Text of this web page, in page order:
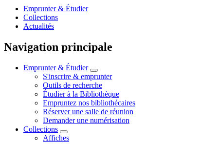
Emprunter & Étudier
Collections
Actualités
Navigation principale
Emprunter & Étudier
S'inscrire & emprunter
Outils de recherche
Étudier à la Bibliothèque
Empruntez nos bibliothécaires
Réserver une salle de réunion
Demander une numérisation
Collections
Affiches